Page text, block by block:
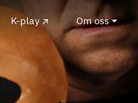
K-play Om oss